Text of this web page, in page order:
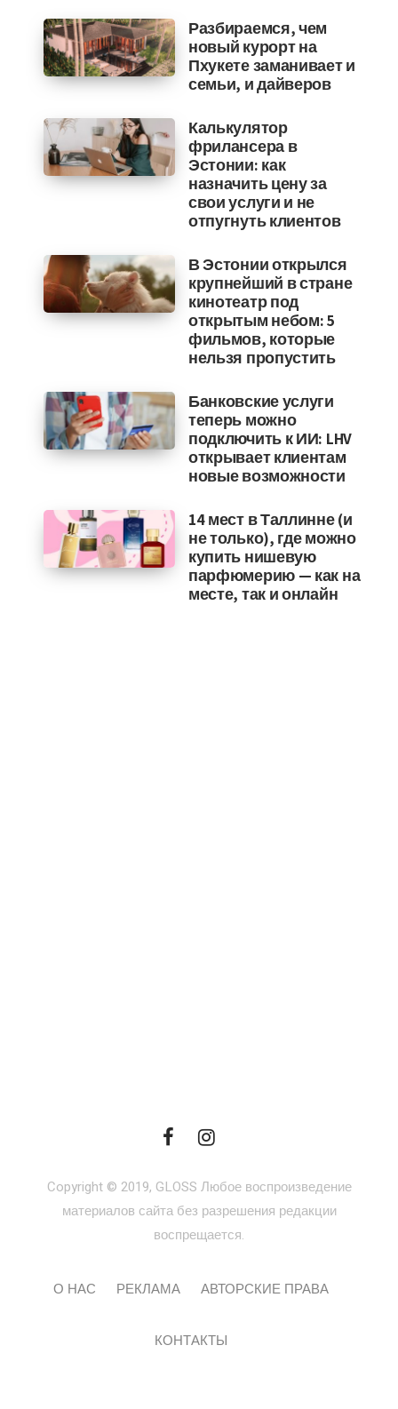
Разбираемся, чем
новый курорт на
Пхукете заманивает и
семьи, и дайверов
Калькулятор
фрилансера в
Эстонии: как
назначить цену за
свои услуги и не
отпугнуть клиентов
В Эстонии открылся
крупнейший в стране
кинотеатр под
открытым небом: 5
фильмов, которые
нельзя пропустить
Банковские услуги
теперь можно
подключить к ИИ: LHV
открывает клиентам
новые возможности
14 мест в Таллинне (и
не только), где можно
купить нишевую
парфюмерию — как на
месте, так и онлайн
Copyright © 2019, GLOSS Любое воспроизведение
материалов сайта без разрешения редакции
воспрещается.
О НАС РЕКЛАМА АВТОРСКИЕ ПРАВА
КОНТАКТЫ